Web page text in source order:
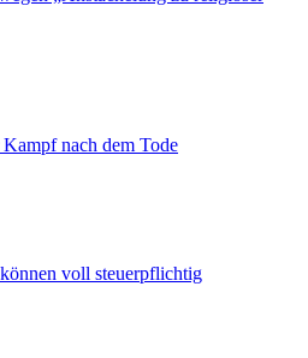
nach dem Tode
voll steuerpflichtig